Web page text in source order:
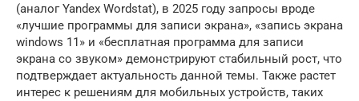
(аналог Yandex Wordstat), в 2025 году запросы вроде
«лучшие программы для записи экрана», «запись экрана
windows 11» и «бесплатная программа для записи
экрана со звуком» демонстрируют стабильный рост, что
подтверждает актуальность данной темы. Также растет
интерес к решениям для мобильных устройств, таких